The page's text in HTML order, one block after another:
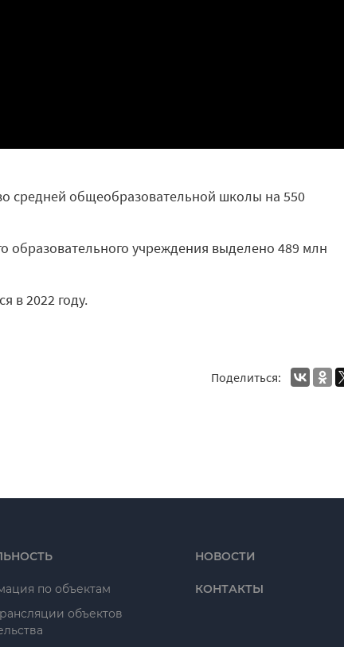
средней общеобразовательной школы на 550
образовательного учреждения выделено 489 млн
в 2022 году.
Поделиться:
по объектам
объектов
НОВОСТИ
КОНТАКТЫ